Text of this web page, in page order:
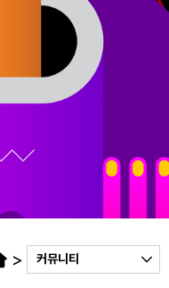
> 커뮤니티